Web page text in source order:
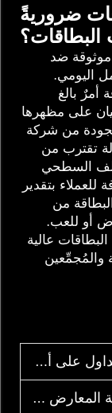
ضروريةً
البطاقات؟
موثوقة ضد
اليومي.
أمرٌ بالغ
على مظهرها
من شركة
تقترب من
السطحي
للعملاء بتقدير
من
أو للعب.
عالية
والمُجمِّعين
العرض المنظمة
الأمد للبطاقات